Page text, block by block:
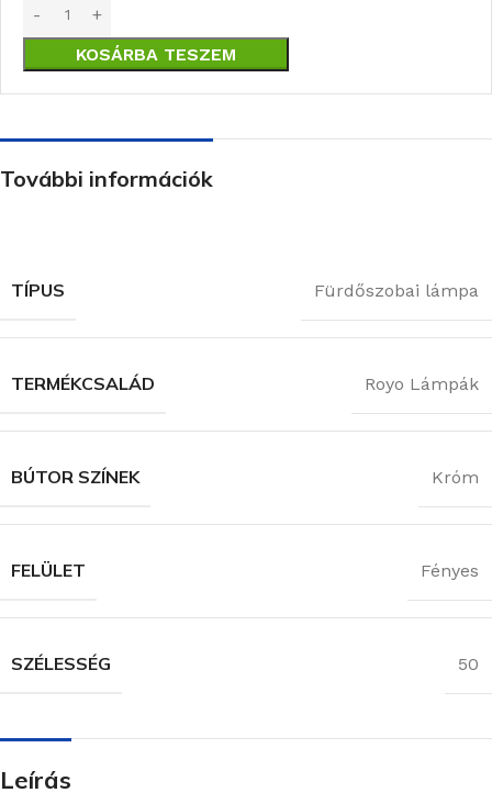
KOSÁRBA TESZEM
További információk
TÍPUS Fürdőszobai lámpa
TERMÉKCSALÁD Royo Lámpák
BÚTOR SZÍNEK Króm
FELÜLET Fényes
SZÉLESSÉG 50
Leírás